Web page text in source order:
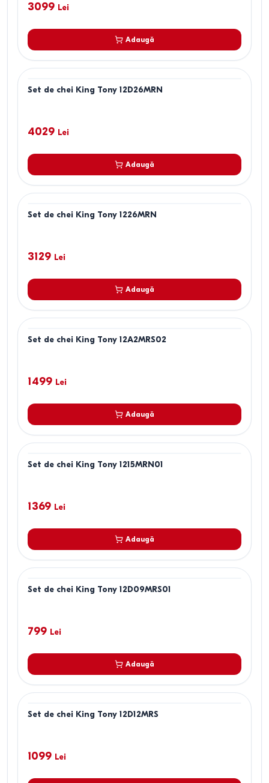
3099 Lei
Adaugă
Set de chei King Tony 12D26MRN
4029 Lei
Adaugă
Set de chei King Tony 1226MRN
3129 Lei
Adaugă
Set de chei King Tony 12A2MRS02
1499 Lei
Adaugă
Set de chei King Tony 1215MRN01
1369 Lei
Adaugă
Set de chei King Tony 12D09MRS01
799 Lei
Adaugă
Set de chei King Tony 12D12MRS
1099 Lei